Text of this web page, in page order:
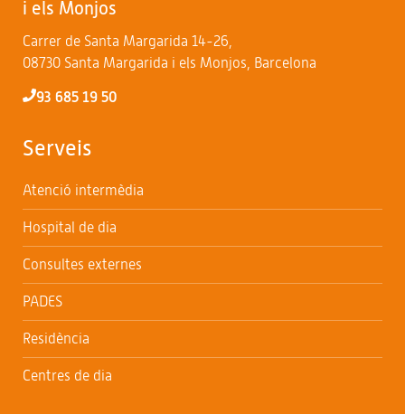
i els Monjos
Carrer de Santa Margarida 14-26,
08730 Santa Margarida i els Monjos, Barcelona
93 685 19 50
Serveis
Atenció intermèdia
Hospital de dia
Consultes externes
PADES
Residència
Centres de dia